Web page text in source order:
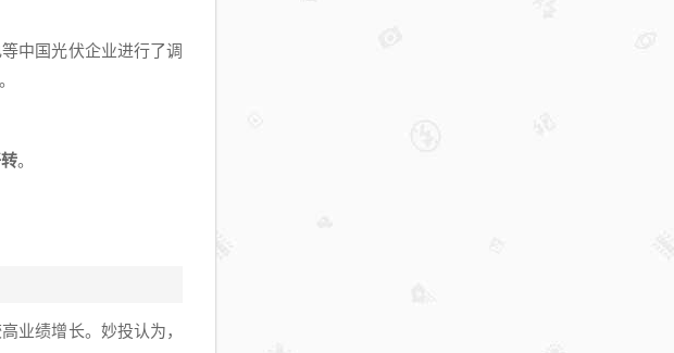
中国光伏企业进行了调
。
业绩增长。妙投认为，